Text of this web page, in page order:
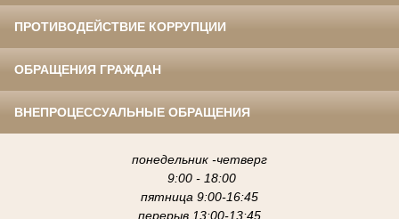
ПРОТИВОДЕЙСТВИЕ КОРРУПЦИИ
ОБРАЩЕНИЯ ГРАЖДАН
ВНЕПРОЦЕССУАЛЬНЫЕ ОБРАЩЕНИЯ
понедельник -четверг
9:00 - 18:00
пятница 9:00-16:45
перерыв 13:00-13:45